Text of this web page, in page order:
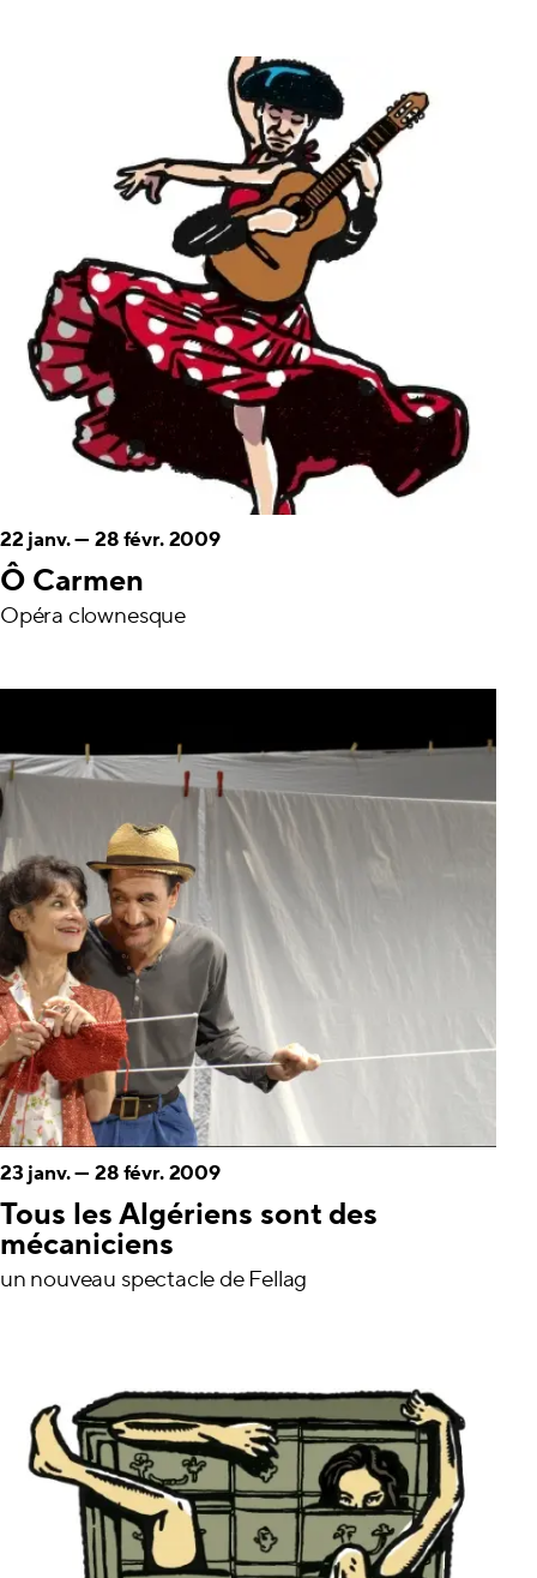
Ô Carmen
22 janv.—28 févr. 2009
Opéra clownesque
Tous les Algériens sont des
mécaniciens
23 janv.—28 févr. 2009
un nouveau spectacle de Fellag